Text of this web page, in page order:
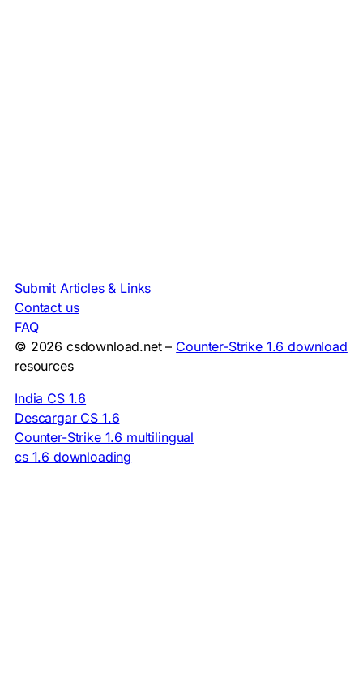
Submit Articles & Links
Contact us
FAQ
© 2026 csdownload.net – Counter-Strike 1.6 download
resources
India CS 1.6
Descargar CS 1.6
Counter-Strike 1.6 multilingual
cs 1.6 downloading